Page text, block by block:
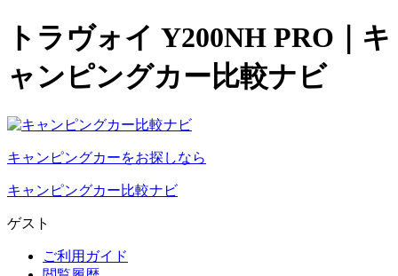
トラヴォイ Y200NH PRO｜キ
ャンピングカー比較ナビ
キャンピングカーをお探しなら
キャンピングカー比較ナビ
ゲスト
ご利用ガイド